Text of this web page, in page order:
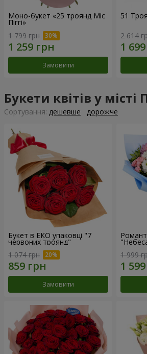
Моно-букет «25 троянд Міс
Піггі»
1 799 грн
Замовити
51
2 614
Букети квітів у місті
Сортування: дешевше дорожче
Букет в ЕКО упаковці "7
червоних троянд"
1 074 грн
Замовити
1 999